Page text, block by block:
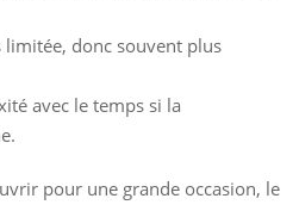
donc souvent plus
avec le temps si la
pour une grande occasion, le